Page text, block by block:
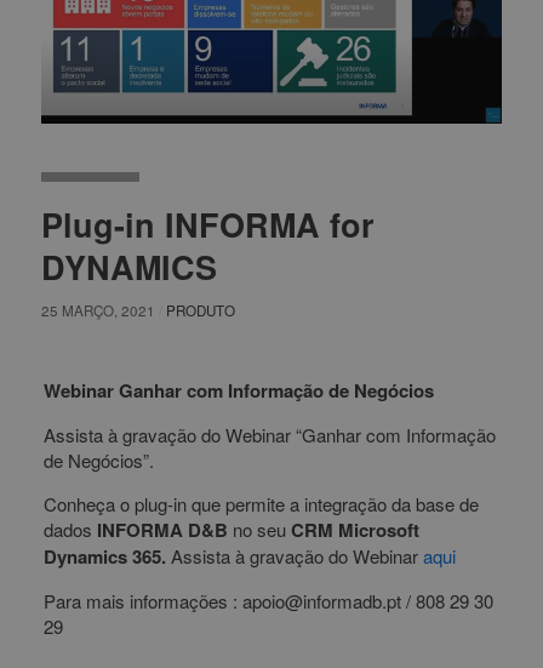
Plug-in INFORMA for
DYNAMICS
25 MARÇO, 2021 PRODUTO
Webinar Ganhar com Informação de Negócios
Assista à gravação do Webinar “Ganhar com Informação
de Negócios”.
Conheça o plug-in que permite a integração da base de
dados INFORMA D&B no seu CRM Microsoft
Dynamics 365. Assista à gravação do Webinaraqui
Para mais informações : apoio@informadb.pt / 808 29 30
29